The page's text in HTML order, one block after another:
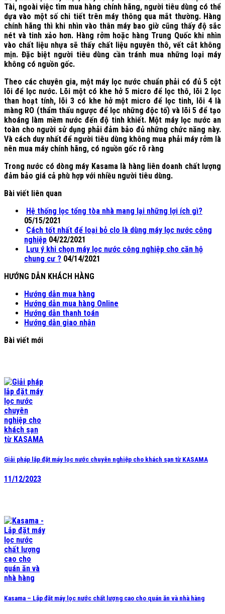
Tài, ngoài việc tìm mua hàng chính hãng, người tiêu dùng có thể
dựa vào một số chi tiết trên máy thông qua mắt thường. Hàng
chính hãng thì khi nhìn vào thân máy bao giờ cũng thấy độ sắc
nét và tinh xảo hơn. Hàng rởm hoặc hàng Trung Quốc khi nhìn
vào chất liệu nhựa sẽ thấy chất liệu nguyên thô, vết cắt không
mịn. Đặc biệt người tiêu dùng cần tránh mua những loại máy
không có nguồn gốc.
Theo các chuyên gia, một máy lọc nước chuẩn phải có đủ 5 cột
lõi để lọc nước. Lõi một có khe hở 5 micro để lọc thô, lõi 2 lọc
than hoạt tính, lõi 3 có khe hở một micro để lọc tinh, lõi 4 là
màng RO (thẩm thấu ngược để lọc những độc tố) và lõi 5 để tạo
khoáng làm mềm nước đến độ tinh khiết. Một máy lọc nước an
toàn cho người sử dụng phải đảm bảo đủ những chức năng này.
Và cách duy nhất để người tiêu dùng không mua phải máy rởm là
nên mua máy chính hãng, có nguồn gốc rõ ràng
Trong nước có dòng máy Kasama là hàng liên doanh chất lượng
đảm bảo giá cả phù hợp với nhiều người tiêu dùng.
Bài viết liên quan
Hệ thống lọc tổng tòa nhà mang lại những lợi ích gì?
05/15/2021
Cách tốt nhất để loại bỏ clo là dùng máy lọc nước công
nghiệp 04/22/2021
Lưu ý khi chọn máy lọc nước công nghiệp cho căn hộ
chung cư ? 04/14/2021
HƯỚNG DẪN KHÁCH HÀNG
Hướng dẫn mua hàng
Hướng dẫn mua hàng Online
Hướng dẫn thanh toán
Hướng dẫn giao nhận
Bài viết mới
Giải pháp lắp đặt máy lọc nước chuyên nghiệp cho khách sạn từ KASAMA
11/12/2023
Kasama – Lắp đặt máy lọc nước chất lượng cao cho quán ăn và nhà hàng